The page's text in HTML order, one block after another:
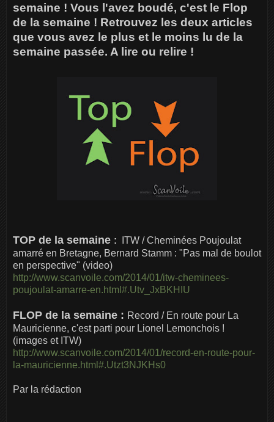
semaine ! Vous l'avez boudé, c'est le Flop
de la semaine ! Retrouvez les deux articles
que vous avez le plus et le moins lu de la
semaine passée. A lire ou relire !
TOP de la semaine :
ITW / Cheminées Poujoulat
amarré en Bretagne, Bernard Stamm : "Pas mal de boulot
en perspective" (video)
http://www.scanvoile.com/2014/01/itw-cheminees-
poujoulat-amarre-en.html#.Utv_JxBKHIU
FLOP de la semaine : Record / En route pour La
Mauricienne, c'est parti pour Lionel Lemonchois !
(images et ITW)
http://www.scanvoile.com/2014/01/record-en-route-pour-
la-mauricienne.html#.Utzt3NJKHs0
Par la rédaction